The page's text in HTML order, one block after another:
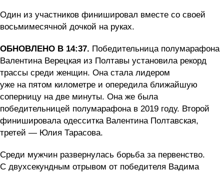
Один из участников финишировал вместе со своей
восьмимесячной дочкой на руках.
ОБНОВЛЕНО В 14:37. Победительница полумарафона
Валентина Верецкая из Полтавы установила рекорд
трассы среди женщин. Она стала лидером
уже на пятом километре и опередила ближайшую
соперницу на две минуты. Она же была
победительницей полумарафона в 2019 году. Второй
финишировала одесситка Валентина Полтавская,
третей — Юлия Тарасова.
Среди мужчин развернулась борьба за первенство.
С двухсекундным отрывом от победителя Вадима